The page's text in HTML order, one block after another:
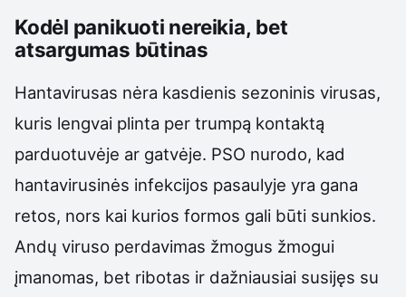
Kodėl panikuoti nereikia, bet
atsargumas būtinas
Hantavirusas nėra kasdienis sezoninis virusas,
kuris lengvai plinta per trumpą kontaktą
parduotuvėje ar gatvėje. PSO nurodo, kad
hantavirusinės infekcijos pasaulyje yra gana
retos, nors kai kurios formos gali būti sunkios.
Andų viruso perdavimas žmogus žmogui
įmanomas, bet ribotas ir dažniausiai susijęs su